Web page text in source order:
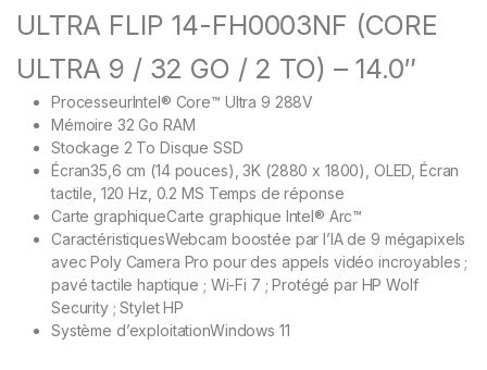
ULTRA FLIP 14-FH0003NF (CORE
ULTRA 9 / 32 GO / 2 TO) – 14.0″
ProcesseurIntel® Core™ Ultra 9 288V
Mémoire 32 Go RAM
Stockage 2 To Disque SSD
Écran35,6 cm (14 pouces), 3K (2880 x 1800), OLED, Écran
tactile, 120 Hz, 0.2 MS Temps de réponse
Carte graphiqueCarte graphique Intel® Arc™
CaractéristiquesWebcam boostée par l’IA de 9 mégapixels
avec Poly Camera Pro pour des appels vidéo incroyables ;
pavé tactile haptique ; Wi-Fi 7 ; Protégé par HP Wolf
Security ; Stylet HP
Système d’exploitationWindows 11